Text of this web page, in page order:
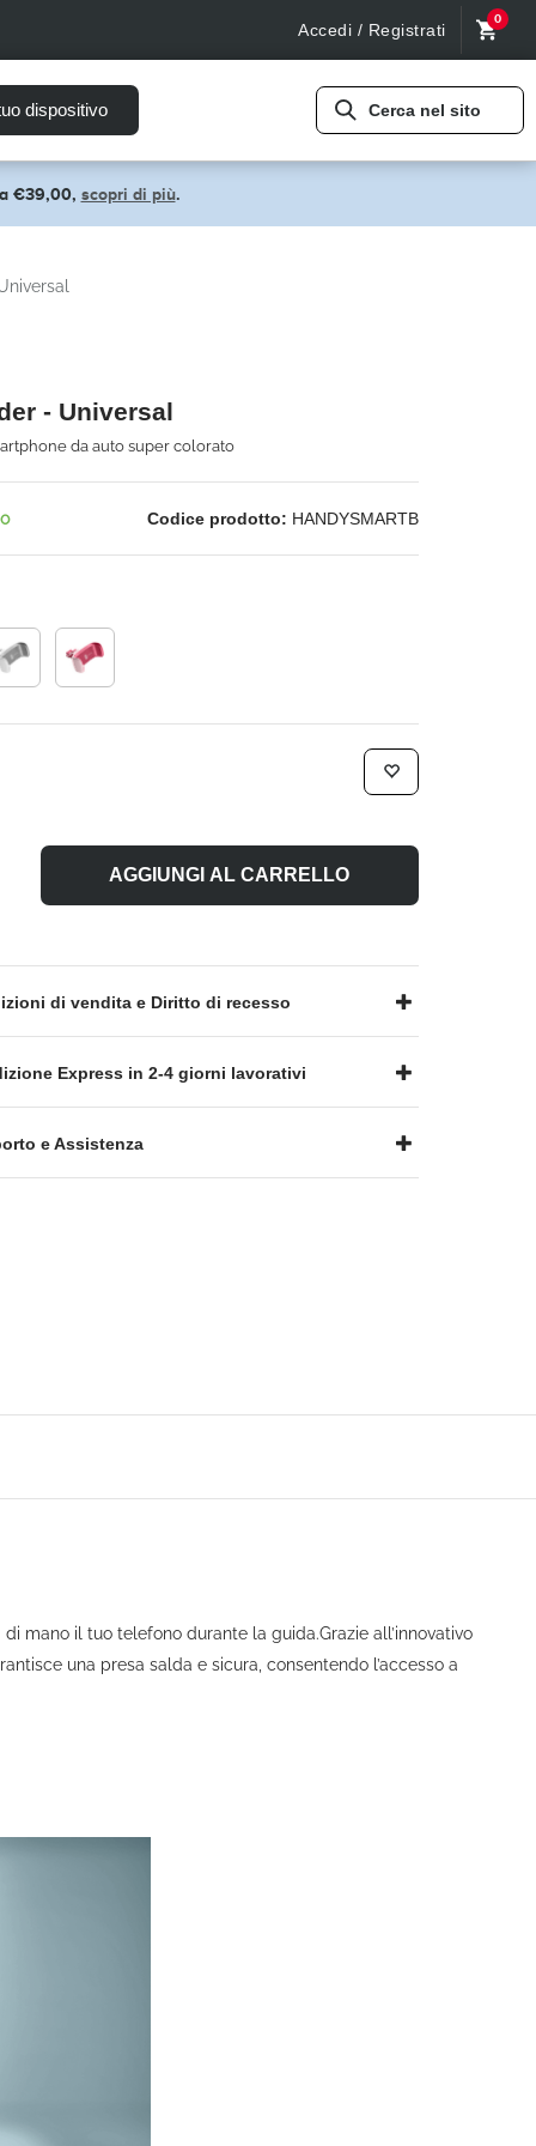
Accedi / Registrati
0
dispositivo Cerca nel sito
€39,00, scopri di più.
- Universal
da auto super colorato
Codice prodotto: HANDYSMARTB
AGGIUNGI AL CARRELLO
di vendita e Diritto di recesso
Express in 2-4 giorni lavorativi
e Assistenza
mano il tuo telefono durante la guida.Grazie all’innovativo
una presa salda e sicura, consentendo l’accesso a